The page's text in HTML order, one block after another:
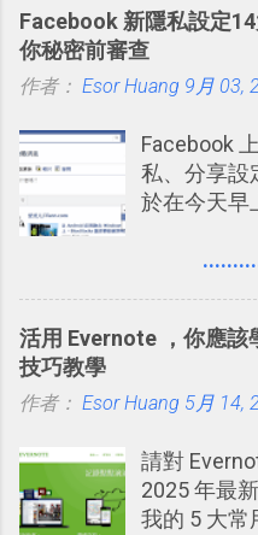
學。 2015/
體推薦！困
2016 年新
2016/7/7
帳？我的理
2016/7/13
2016/8 新
技！最想要
急時間管理
用 Trello？
2017/6 新
旅行？我的
強；然後下
個禮拜，這
化，讓記憶
來一個月的
拉長時間練
海中更深刻
要準備數
練習的記憶
樣的軟體中
Facebook 新隱私設定
你秘密前審查
作者： Esor Huang 9月 03,
Facebook
私、分享設
於在今天早
用新版的
置。不過有
你」的內容
標籤在他的
相片圖片裡
審查」的機
活用 Evernote ，你應該
技巧教學
作者： Esor Huang 5月 14,
請對
2025 年最
我的 5 大